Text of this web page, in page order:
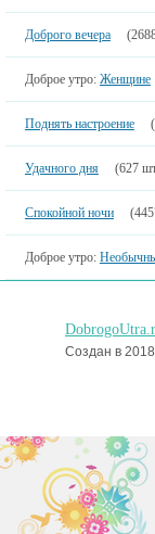
Доброго вечера
Доброе утро: Женщине
Поднять настроение
Удачного дня (627
Спокойной ночи
Доброе утро:
Создан в